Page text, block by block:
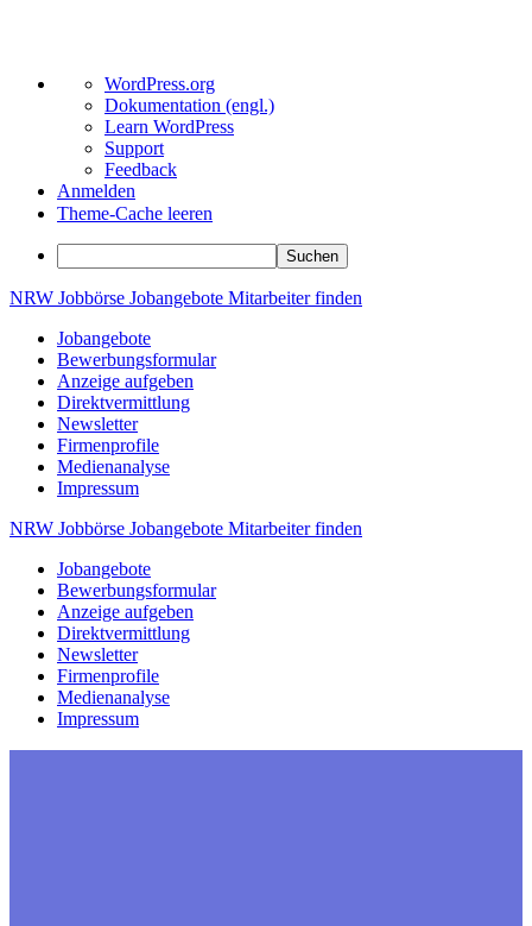
Über
WordPress
WordPress.org
Dokumentation (engl.)
Learn WordPress
Support
Feedback
Anmelden
Theme-Cache leeren
Suchen
Zum
springen
NRW Jobbörse Jobangebote Mitarbeiterfinden
Jobangebote
Bewerbungsformular
Anzeige aufgeben
Direktvermittlung
Newsletter
Firmenprofile
Medienanalyse
Impressum
NRW Jobbörse Jobangebote Mitarbeiterfinden
Jobangebote
Bewerbungsformular
Anzeige aufgeben
Direktvermittlung
Newsletter
Firmenprofile
Medienanalyse
Impressum